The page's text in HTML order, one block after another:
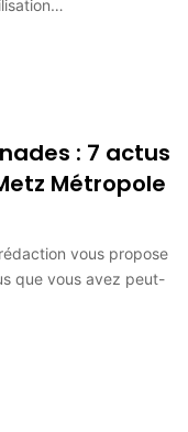
: 7 actus
Métropole
vous propose
que vous avez peut-